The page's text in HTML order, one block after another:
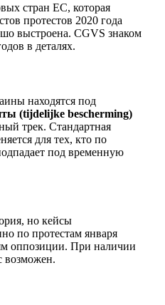
стран ЕС, которая
протестов 2020 года
выстроена. CGVS знаком
в деталях.
находятся под
(tijdelijke bescherming)
трек. Стандартная
для тех, кто по
под временную
но кейсы
по протестам января
оппозиции. При наличии
возможен.